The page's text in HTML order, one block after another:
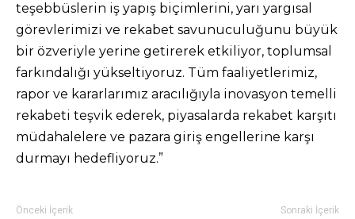
teşebbüslerin iş yapış biçimlerini, yarı yargısal
görevlerimizi ve rekabet savunuculuğunu büyük
bir özveriyle yerine getirerek etkiliyor, toplumsal
farkındalığı yükseltiyoruz. Tüm faaliyetlerimiz,
rapor ve kararlarımız aracılığıyla inovasyon temelli
rekabeti teşvik ederek, piyasalarda rekabet karşıtı
müdahalelere ve pazara giriş engellerine karşı
durmayı hedefliyoruz.”
Önceki İçerik Sonraki İçerik